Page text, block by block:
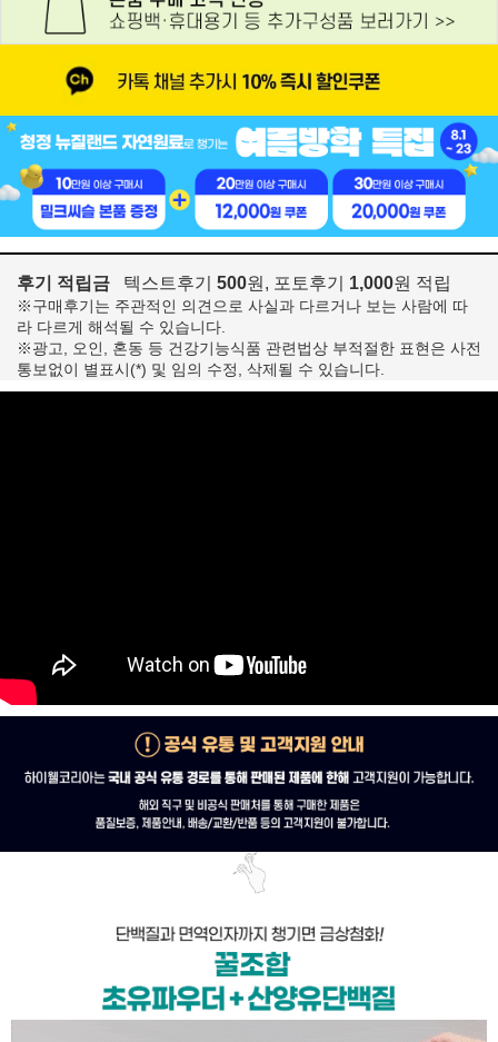
후기 적립금 텍스트후기 500원, 포토후기 1,000원 적립
※구매후기는 주관적인 의견으로 사실과 다르거나 보는 사람에 따
라 다르게 해석될 수 있습니다.
※광고, 오인, 혼동 등 건강기능식품 관련법상 부적절한 표현은 사전
통보없이 별표시(*) 및 임의 수정, 삭제될 수 있습니다.